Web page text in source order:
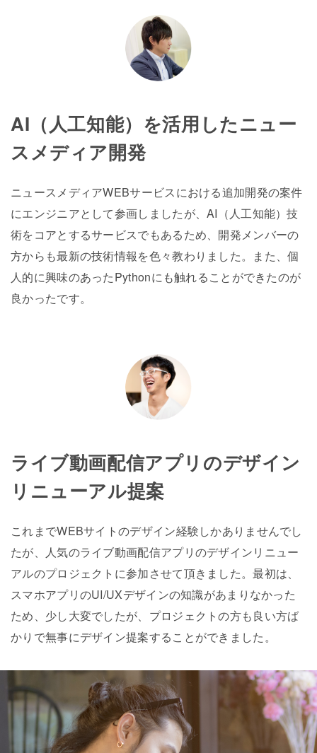
AI（人工知能）を活用したニュー
スメディア開発
ニュースメディアWEBサービスにおける追加開発の案件
にエンジニアとして参画しましたが、AI（人工知能）技
術をコアとするサービスでもあるため、開発メンバーの
方からも最新の技術情報を色々教わりました。また、個
人的に興味のあったPythonにも触れることができたのが
良かったです。
ライブ動画配信アプリのデザイン
リニューアル提案
これまでWEBサイトのデザイン経験しかありませんでし
たが、人気のライブ動画配信アプリのデザインリニュー
アルのプロジェクトに参加させて頂きました。最初は、
スマホアプリのUI/UXデザインの知識があまりなかった
ため、少し大変でしたが、プロジェクトの方も良い方ば
かりで無事にデザイン提案することができました。